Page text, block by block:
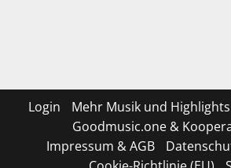
Login
Mehr Musik und
Goodmusic.one &
Impressum & AGB